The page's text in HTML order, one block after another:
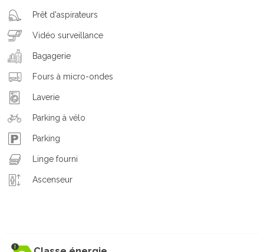
Prêt d'aspirateurs
Vidéo surveillance
Bagagerie
Fours à micro-ondes
Laverie
Parking à vélo
Parking
Linge fourni
Ascenseur